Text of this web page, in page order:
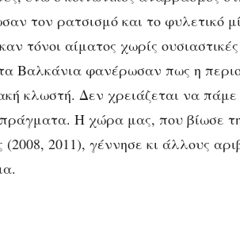
τον ρατσισμό και το φυλετικό
τόνοι αίματος χωρίς
Βαλκάνια φανέρωσαν πως η
κλωστή. Δεν χρειάζεται να
Η χώρα μας, που βίωσε τη
2011), γέννησε κι άλλους